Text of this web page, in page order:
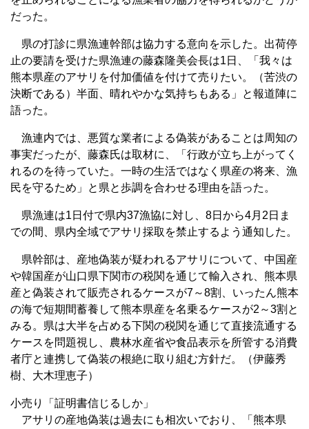
だった。
県の打診に県漁連幹部は協力する意向を示した。出荷停
止の要請を受けた県漁連の藤森隆美会長は1日、「我々は
熊本県産のアサリを付加価値を付けて売りたい。（苦渋の
決断である）半面、晴れやかな気持ちもある」と報道陣に
語った。
漁連内では、悪質な業者による偽装があることは周知の
事実だったが、藤森氏は取材に、「行政が立ち上がってく
れるのを待っていた。一時の生活ではなく県産の将来、漁
民を守るため」と県と歩調を合わせる理由を語った。
県漁連は1日付で県内37漁協に対し、8日から4月2日ま
での間、県内全域でアサリ採取を禁止するよう通知した。
県幹部は、産地偽装が疑われるアサリについて、中国産
や韓国産が山口県下関市の税関を通じて輸入され、熊本県
産と偽装されて販売されるケースが7～8割、いったん熊本
の海で短期間蓄養して熊本県産を名乗るケースが2～3割と
みる。県は大半を占める下関の税関を通じて直接流通する
ケースを問題視し、農林水産省や食品表示を所管する消費
者庁と連携して偽装の根絶に取り組む方針だ。（伊藤秀
樹、大木理恵子）
小売り「証明書信じるしか」
アサリの産地偽装は過去にも相次いでおり、「熊本県